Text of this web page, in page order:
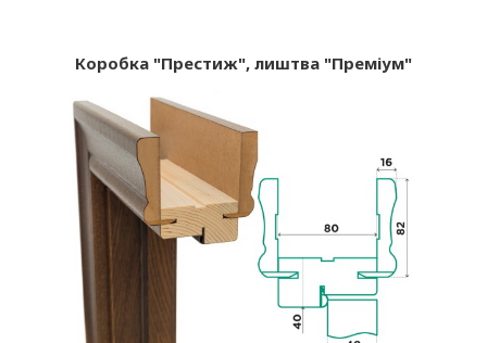
Коробка "Престиж", лиштва "Преміум"